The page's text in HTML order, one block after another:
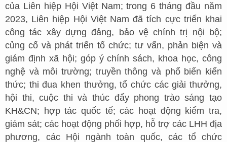
của Liên hiệp Hội Việt Nam; trong 6 tháng đầu năm
2023, Liên hiệp Hội Việt Nam đã tích cực triển khai
công tác xây dựng đảng, bảo vệ chính trị nội bộ;
củng cố và phát triển tổ chức; tư vấn, phản biện và
giám định xã hội; góp ý chính sách, khoa học, công
nghệ và môi trường; truyền thông và phổ biến kiến
thức; thi đua khen thưởng, tổ chức các giải thưởng,
hội thi, cuộc thi và thúc đẩy phong trào sáng tạo
KH&CN; hợp tác quốc tế; các hoạt động kiểm tra,
giám sát; các hoạt động phối hợp, hỗ trợ các LHH địa
phương, các Hội ngành toàn quốc, các tổ chức